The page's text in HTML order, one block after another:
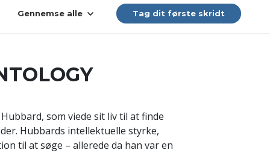
Gennemse alle Tag dit første skridt
som viede sit liv til at finde
Hubbards intellektuelle styrke,
til at søge – allerede da han var en